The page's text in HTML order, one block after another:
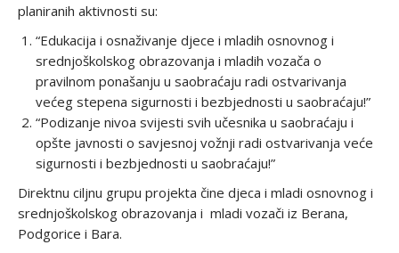
planiranih aktivnosti su:
“Edukacija i osnaživanje djece i mladih osnovnog i
srednjoškolskog obrazovanja i mladih vozača o
pravilnom ponašanju u saobraćaju radi ostvarivanja
većeg stepena sigurnosti i bezbjednosti u saobraćaju!”
“Podizanje nivoa svijesti svih učesnika u saobraćaju i
opšte javnosti o savjesnoj vožnji radi ostvarivanja veće
sigurnosti i bezbjednosti u saobraćaju!”
Direktnu ciljnu grupu projekta čine djeca i mladi osnovnog i
srednjoškolskog obrazovanja i mladi vozači iz Berana,
Podgorice i Bara.